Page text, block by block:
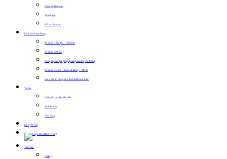
Đội ngũ lãnh đạo
Thành tựu
Hồ sơ năng lực
Lĩnh vực hoạt động
Tổ chức Hội nghị – Hội thảo
Tổ chức Sự kiện
Cung cấp các giải pháp quảng cáo, truyền thông
Tổ chức Du lịch – Team Building – MICE
Sản xuất, thi công, cho thuê thiết bị sự kiện
Tin tức
Hội nghị sự kiện tiêu biểu
Sự kiện mới
Cẩm nang
Khuyến mãi
Thư viện
Gallery